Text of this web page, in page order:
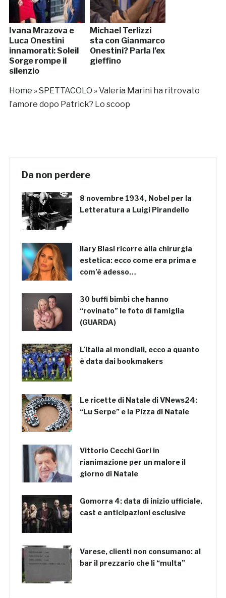
Ivana Mrazova e
Luca Onestini
innamorati: Soleil
Sorge rompe il
silenzio
Michael Terlizzi
sta con Gianmarco
Onestini? Parla l’ex
gieffino
Home »SPETTACOLO »Valeria Marini ha ritrovato
l’amore dopo Patrick? Lo scoop
Da non perdere
8 novembre 1934, Nobel per la
Letteratura a Luigi Pirandello
Ilary Blasi ricorre alla chirurgia
estetica: ecco come era prima e
com’è adesso…
30 buffi bimbi che hanno
“rovinato” le foto di famiglia
(GUARDA)
L’Italia ai mondiali, ecco a quanto
è data dai bookmakers
Le ricette di Natale di VNews24:
“Lu Serpe” e la Pizza di Natale
Vittorio Cecchi Gori in
rianimazione per un malore il
giorno di Natale
Gomorra 4: data di inizio ufficiale,
cast e anticipazioni esclusive
Varese, clienti non consumano: al
bar il prezzario che li “multa”